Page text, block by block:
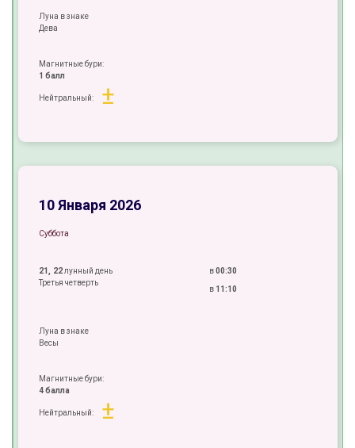
Луна в знаке
Дева
Магнитные бури:
1 балл
Нейтральный:
±
±
±
10 Января 2026
Суббота
21, 22лунный день
Третья четверть
в00:30
в 11:10
Луна в знаке
Весы
Магнитные бури:
4 балла
Нейтральный:
±